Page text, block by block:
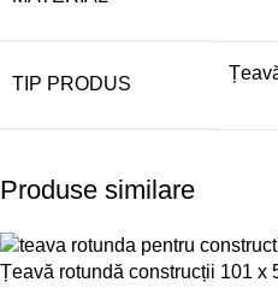
TIP PRODUS
Produse similare
Țeavă rotundă construcții 101 x